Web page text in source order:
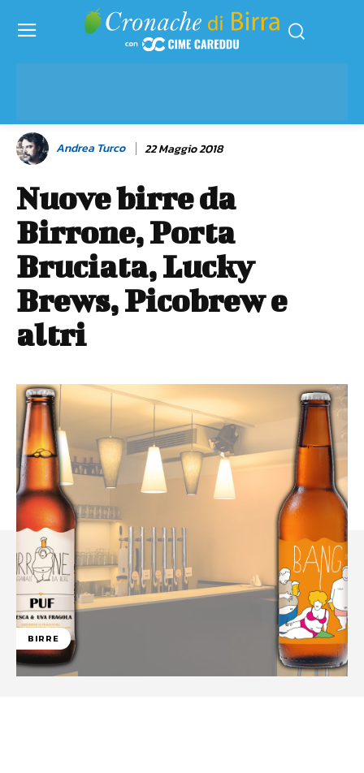
Andrea Turco 22 Maggio 2018
Nuove birre da
Birrone, Porta
Bruciata, Lucky
Brews, Picobrew e
altri
BIRRE